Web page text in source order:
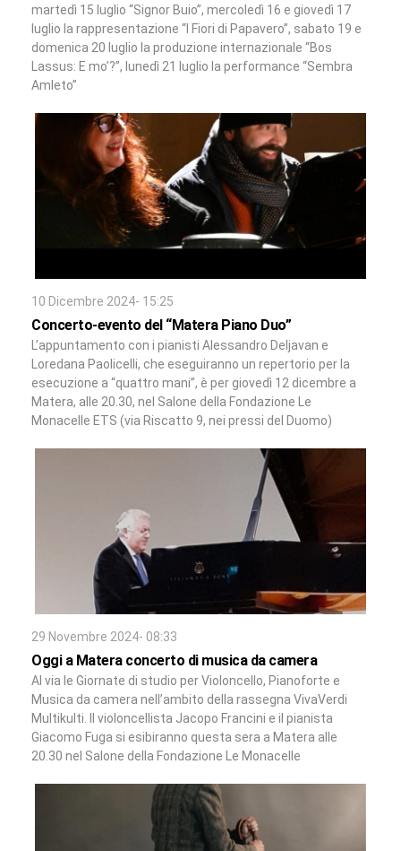
martedì 15 luglio “Signor Buio”, mercoledì 16 e giovedì 17
luglio la rappresentazione “I Fiori di Papavero”, sabato 19 e
domenica 20 luglio la produzione internazionale “Bos
Lassus: E mo’?”, lunedì 21 luglio la performance “Sembra
Amleto”
10 Dicembre 2024- 15:25
Concerto-evento del “Matera Piano Duo”
L’appuntamento con i pianisti Alessandro Deljavan e
Loredana Paolicelli, che eseguiranno un repertorio per la
esecuzione a “quattro mani”, è per giovedì 12 dicembre a
Matera, alle 20.30, nel Salone della Fondazione Le
Monacelle ETS (via Riscatto 9, nei pressi del Duomo)
29 Novembre 2024- 08:33
Oggi a Matera concerto di musica da camera
Al via le Giornate di studio per Violoncello, Pianoforte e
Musica da camera nell’ambito della rassegna VivaVerdi
Multikulti. Il violoncellista Jacopo Francini e il pianista
Giacomo Fuga si esibiranno questa sera a Matera alle
20.30 nel Salone della Fondazione Le Monacelle